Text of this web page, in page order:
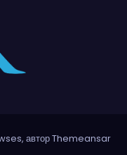
авторThemeansar